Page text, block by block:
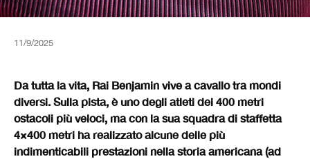
11/9/2025
Da tutta la vita, Rai Benjamin vive a cavallo tra mondi
diversi. Sulla pista, è uno degli atleti dei 400 metri
ostacoli più veloci, ma con la sua squadra di staffetta
4×400 metri ha realizzato alcune delle più
indimenticabili prestazioni nella storia americana (ad